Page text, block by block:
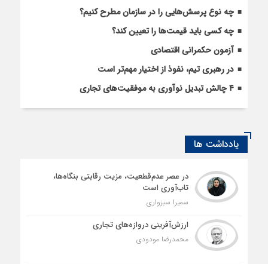
چه نوع پرسش‌هایی را در سازمان مطرح کنیم؟
چه کسی باید قیمت‌ها را تعیین کند؟
آزمون حکمرانی اقتصادی
در رهبری تیم، نفوذ از اختیار مهم‌تر است
۴ چالش تبدیل نوآوری به موفقیت‌های تجاری
یادداشت ها
در عصر عدم‌قطعیت، مزیت رقابتی بنگاه‌ها،
تاب‌آوری است
سمیرا سبزواری
ارزش‌آفرینی دروازه‌های تجاری
محمدرضا مودودی